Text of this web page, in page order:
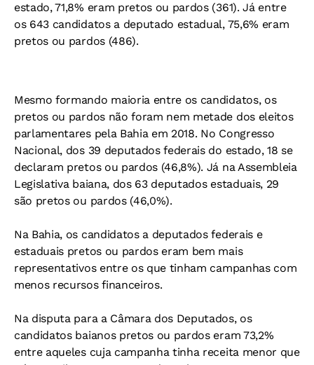
estado, 71,8% eram pretos ou pardos (361). Já entre
os 643 candidatos a deputado estadual, 75,6% eram
pretos ou pardos (486).
Mesmo formando maioria entre os candidatos, os
pretos ou pardos não foram nem metade dos eleitos
parlamentares pela Bahia em 2018. No Congresso
Nacional, dos 39 deputados federais do estado, 18 se
declaram pretos ou pardos (46,8%). Já na Assembleia
Legislativa baiana, dos 63 deputados estaduais, 29
são pretos ou pardos (46,0%).
Na Bahia, os candidatos a deputados federais e
estaduais pretos ou pardos eram bem mais
representativos entre os que tinham campanhas com
menos recursos financeiros.
Na disputa para a Câmara dos Deputados, os
candidatos baianos pretos ou pardos eram 73,2%
entre aqueles cuja campanha tinha receita menor que